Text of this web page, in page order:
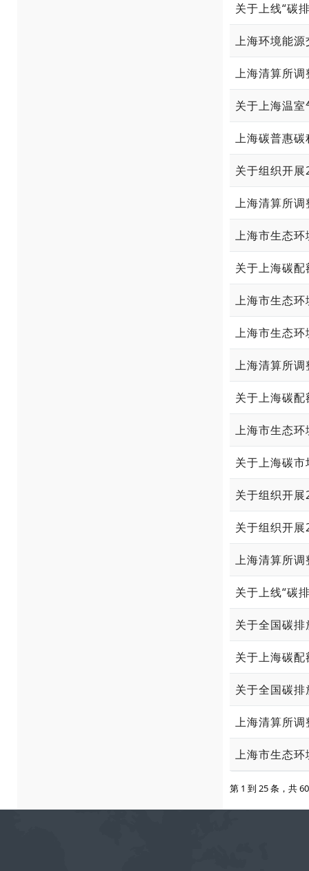
关于上线“碳
上海环境能
上海清算所
关于上海温
上海碳普惠
关于组织开
上海清算所
上海市生态
上海市生态
上海市生态
上海清算所
关于上海碳
关于组织开
关于组织开
上海清算所
关于上线“碳
关于全国碳
关于全国碳
上海清算所
第 1 到 25 条，共